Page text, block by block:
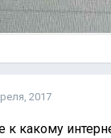
2017
к какому